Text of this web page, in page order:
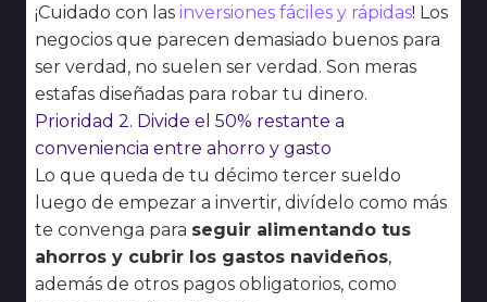
¡Cuidado con las inversiones fáciles y rápidas! Los
negocios que parecen demasiado buenos para
ser verdad, no suelen ser verdad. Son meras
estafas diseñadas para robar tu dinero.
Prioridad 2. Divide el 50% restante a
conveniencia entre ahorro y gasto
Lo que queda de tu décimo tercer sueldo
luego de empezar a invertir, divídelo como más
te convenga para seguir alimentando tus
ahorros y cubrir los gastos navideños,
además de otros pagos obligatorios, como